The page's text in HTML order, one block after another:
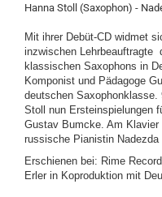
Hanna Stoll (Saxophon) -
Mit ihrer Debüt-CD widmet
inzwischen Lehrbeauftragte
klassischen Saxophons in
Komponist und Pädagoge
deutschen Saxophonklasse.
Stoll nun Ersteinspielungen
Gustav Bumcke. Am
russische Pianistin
Erschienen bei: Rime
Erler in Koproduktion mit